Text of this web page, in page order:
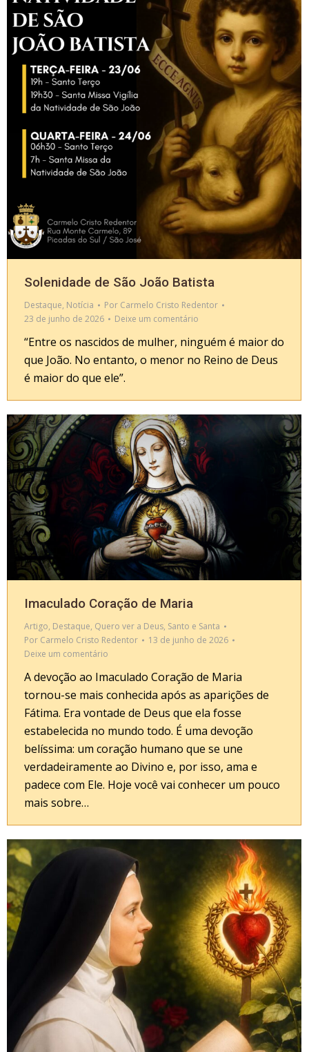
Solenidade de São João Batista
Destaque, Notícia Por Carmelo Cristo Redentor
23 de junho de 2026
Deixe um comentário
“Entre os nascidos de mulher, ninguém é maior do
que João. No entanto, o menor no Reino de Deus
é maior do que ele”.
Imaculado Coração de Maria
Artigo, Destaque, Quero ver a Deus, Santo e Santa
Por Carmelo Cristo Redentor
13 de junho de 2026
Deixe um comentário
A devoção ao Imaculado Coração de Maria
tornou-se mais conhecida após as aparições de
Fátima. Era vontade de Deus que ela fosse
estabelecida no mundo todo. É uma devoção
belíssima: um coração humano que se une
verdadeiramente ao Divino e, por isso, ama e
padece com Ele. Hoje você vai conhecer um pouco
mais sobre…